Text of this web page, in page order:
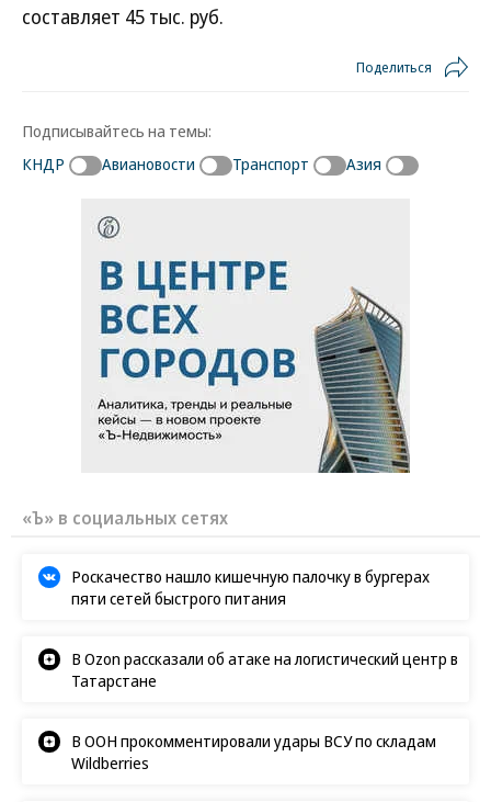
составляет 45 тыс. руб.
Поделиться
Подписывайтесь на темы:
КНДР
Авиановости Транспорт Азия
«Ъ» в социальных сетях
Роскачество нашло кишечную палочку в бургерах
пяти сетей быстрого питания
В Ozon рассказали об атаке на логистический центр в
Татарстане
В ООН прокомментировали удары ВСУ по складам
Wildberries